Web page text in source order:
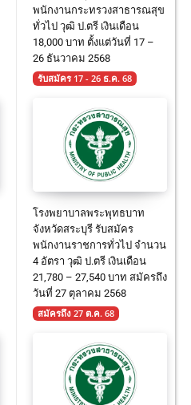
พนักงานกระทรวงสาธารณสุข
ทั่วไป วุฒิ ป.ตรี เงินเดือน
18,000 บาท ตั้งแต่วันที่ 17 –
26 ธันวาคม 2568
รับสมัคร 17 - 26 ธ.ค. 68
โรงพยาบาลพระพุทธบาท
จังหวัดสระบุรี รับสมัคร
พนักงานราชการทั่วไป จำนวน
4 อัตรา วุฒิ ป.ตรี เงินเดือน
21,780 – 27,540 บาท สมัครถึง
วันที่ 27 ตุลาคม 2568
สมัครถึง 27 ต.ค. 68